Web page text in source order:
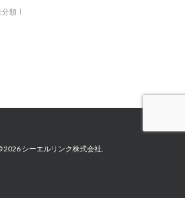
分類
2026 シーエルリンク株式会社.